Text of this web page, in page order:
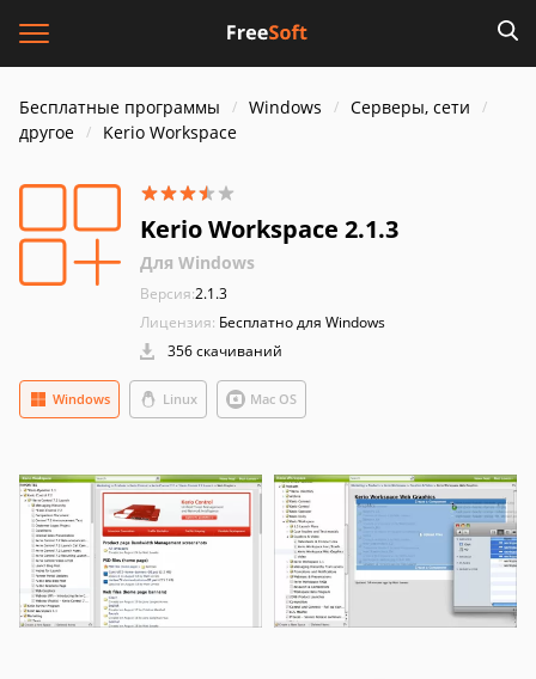
Бесплатные программы Windows
Серверы, сети
другое
Kerio Workspace
Kerio Workspace 2.1.3
Для Windows
Версия:2.1.3
Лицензия: Бесплатно для Windows
356 скачиваний
Windows Linux Mac OS